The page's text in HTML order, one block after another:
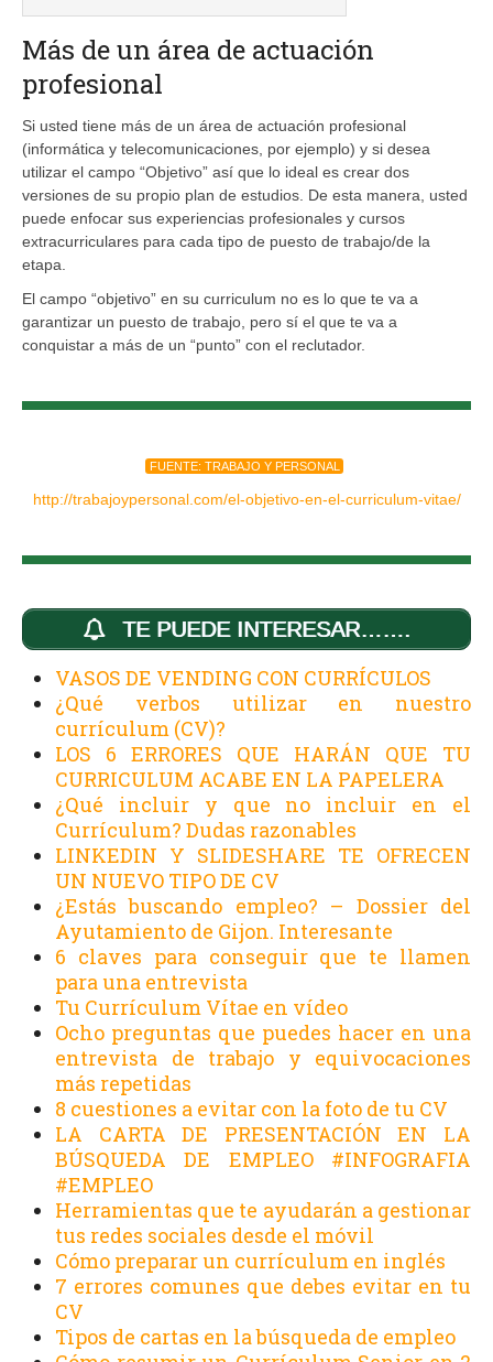
Más de un área de actuación
profesional
Si usted tiene más de un área de actuación profesional
(informática y telecomunicaciones, por ejemplo) y si desea
utilizar el campo “Objetivo” así que lo ideal es crear dos
versiones de su propio plan de estudios. De esta manera, usted
puede enfocar sus experiencias profesionales y cursos
extracurriculares para cada tipo de puesto de trabajo/de la
etapa.
El campo “objetivo” en su curriculum no es lo que te va a
garantizar un puesto de trabajo, pero sí el que te va a
conquistar a más de un “punto” con el reclutador.
FUENTE: TRABAJO Y PERSONAL
http://trabajoypersonal.com/el-objetivo-en-el-curriculum-vitae/
TE PUEDE INTERESAR…….
VASOS DE VENDING CON CURRÍCULOS
¿Qué verbos utilizar en nuestro
currículum (CV)?
LOS 6 ERRORES QUE HARÁN QUE TU
CURRICULUM ACABE EN LA PAPELERA
¿Qué incluir y que no incluir en el
Currículum? Dudas razonables
LINKEDIN Y SLIDESHARE TE OFRECEN
UN NUEVO TIPO DE CV
¿Estás buscando empleo? – Dossier del
Ayutamiento de Gijon. Interesante
6 claves para conseguir que te llamen
para una entrevista
Tu Currículum Vítae en vídeo
Ocho preguntas que puedes hacer en una
entrevista de trabajo y equivocaciones
más repetidas
8 cuestiones a evitar con la foto de tu CV
LA CARTA DE PRESENTACIÓN EN LA
BÚSQUEDA DE EMPLEO #INFOGRAFIA
#EMPLEO
Herramientas que te ayudarán a gestionar
tus redes sociales desde el móvil
Cómo preparar un currículum en inglés
7 errores comunes que debes evitar en tu
CV
Tipos de cartas en la búsqueda de empleo